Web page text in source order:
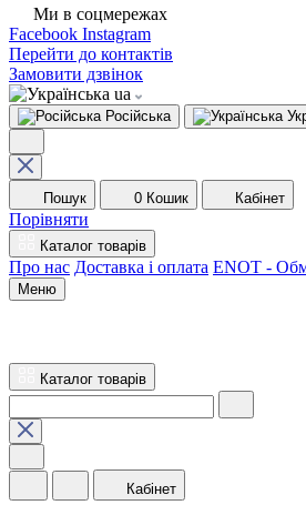
Ми в соцмережах
Facebook Instagram
Перейти до контактів
Замовити дзвінок
ua
Російська
Пошук 0 Кошик Кабінет
Порівняти
Каталог товарів
Про нас Доставка і оплата ENOT -
Меню
Каталог товарів
Кабінет